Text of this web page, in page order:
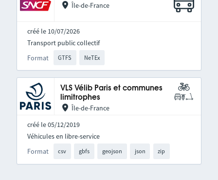
Île-de-France
créé le 10/07/2026
Format GTFS NeTEx
Transport public collectif
VLS Vélib Paris et communes
limitrophes
Île-de-France
créé le 05/12/2019
Format csv gbfs geojson json zip
Véhicules en libre-service